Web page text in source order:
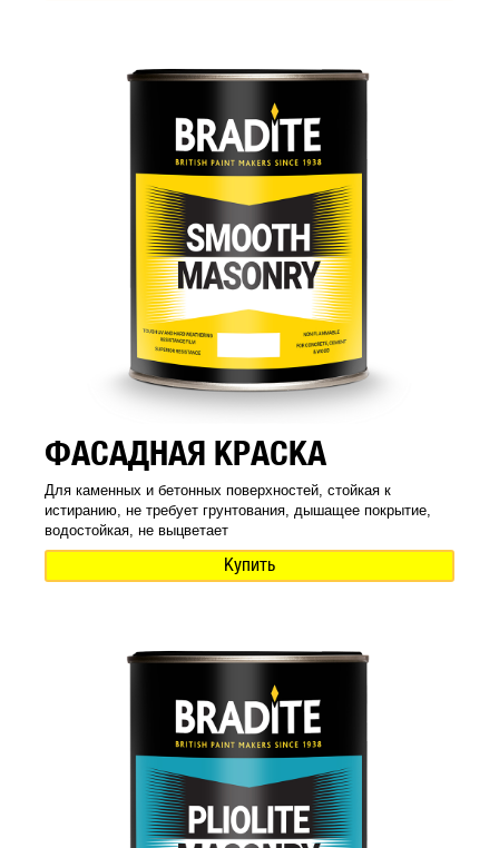
ФАСАДНАЯ КРАСКА
Для каменных и бетонных поверхностей, стойкая к
истиранию, не требует грунтования, дышащее покрытие,
водостойкая, не выцветает
Купить